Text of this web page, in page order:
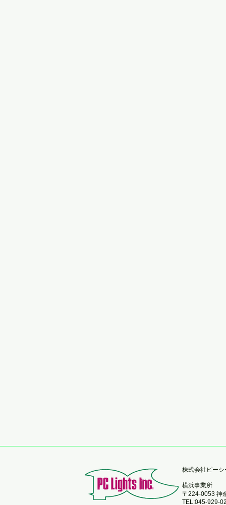
株式会社ピーシ
横浜事業所
〒224-0053 神
TEL:045-929-